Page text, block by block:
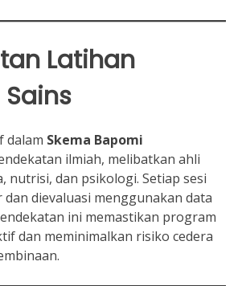
Latihan
dalam Skema Bapomi
ilmiah, melibatkan ahli
nutrisi, dan psikologi. Setiap sesi
dievaluasi menggunakan data
ini memastikan program
dan meminimalkan risiko cedera